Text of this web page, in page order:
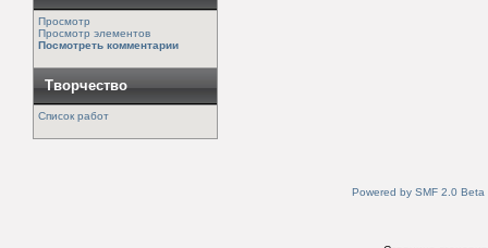
Просмотр
Просмотр элементов
Посмотреть комментарии
Творчество
Список работ
Powered by SMF 2.0 Beta